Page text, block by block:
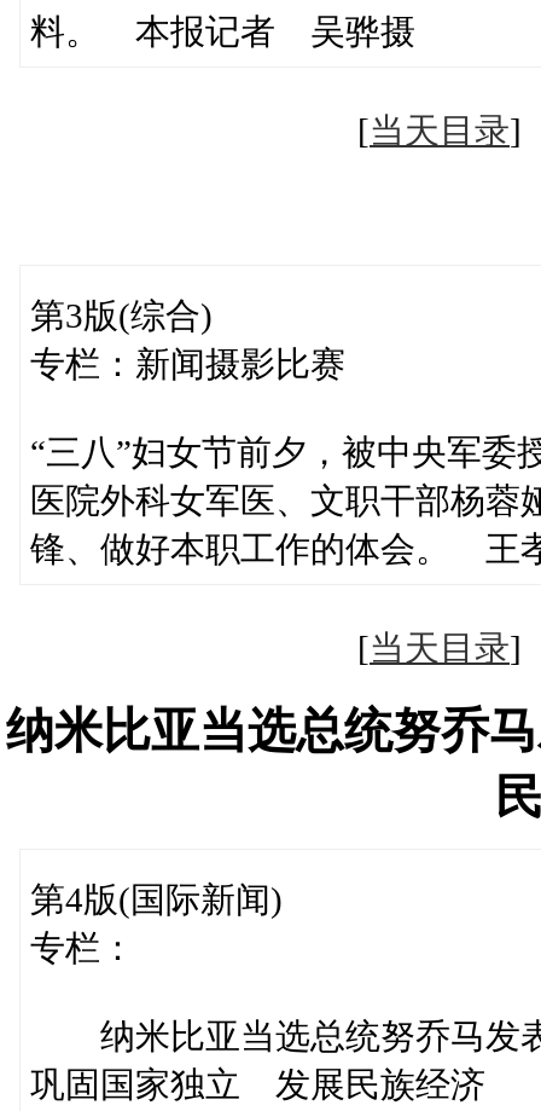
料。 本报记者 吴骅摄
[当天目录
第3版(综合)
专栏：新闻摄影比赛
“三八”妇女节前夕，被中央军委
医院外科女军医、文职干部杨
锋、做好本职工作的体会。 王
[当天目录
纳米比亚当选总统努乔
第4版(国际新闻)
专栏：
纳米比亚当选总统努乔马发
巩固国家独立 发展民族经济